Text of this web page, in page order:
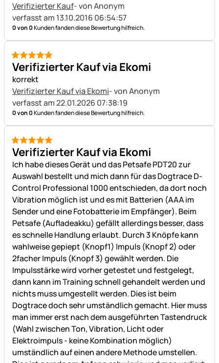
Verifizierter Kauf- von Anonym
verfasst am 13.10.2016 06:54:57
0 von 0Kunden fanden diese Bewertung hilfreich.
5 von 5
Verifizierter Kauf via Ekomi
korrekt
Verifizierter Kauf via Ekomi- von Anonym
verfasst am 22.01.2026 07:38:19
0 von 0Kunden fanden diese Bewertung hilfreich.
5 von 5
Verifizierter Kauf via Ekomi
Ich habe dieses Gerät und das Petsafe PDT20 zur
Auswahl bestellt und mich dann für das Dogtrace D-
Control Professional 1000 entschieden, da dort noch
Vibration möglich ist und es mit Batterien (AAA im
Sender und eine Fotobatterie im Empfänger). Beim
Petsafe (Aufladeakku) gefällt allerdings besser, dass
es schnelle Handlung erlaubt. Durch 3 Knöpfe kann
wahlweise gepiept (Knopf1) Impuls (Knopf 2) oder
2facher Impuls (Knopf 3) gewählt werden. Die
Impulsstärke wird vorher getestet und festgelegt,
dann kann im Training schnell gehandelt werden und
nichts muss umgestellt werden. Dies ist beim
Dogtrace doch sehr umständlich gemacht. Hier muss
man immer erst nach dem ausgeführten Tastendruck
(Wahl zwischen Ton, Vibration, Licht oder
Elektroimpuls - keine Kombination möglich)
umständlich auf einen andere Methode umstellen.